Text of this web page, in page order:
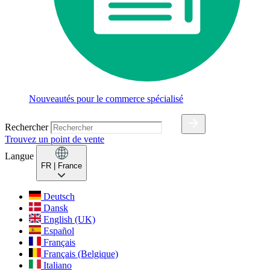
Nouveautés pour le commerce spécialisé
Rechercher
Trouvez un point de vente
Langue
FR | France
Deutsch
Dansk
English (UK)
Español
Français
Français (Belgique)
Italiano